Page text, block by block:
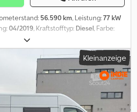
56.590 km, Leistung:77 kW
04/2019, Kraftstofftyp: Diesel, Farbe:
, Farbe Weiß Dkodpfx Ajzn A R
Kleinanzeige